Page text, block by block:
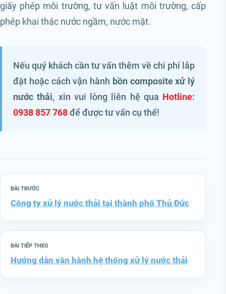
giấy phép môi trường, tư vấn luật môi trường, cấp
phép khai thác nước ngầm, nước mặt.
Nếu quý khách cần tư vấn thêm về chi phí lắp
đặt hoặc cách vận hành bồn composite xử lý
nước thải, xin vui lòng liên hệ qua Hotline:
0938 857 768để được tư vấn cụ thể!
BÀI TRƯỚC
Công ty xử lý nước thải tại thành phố Thủ Đức
BÀI TIẾP THEO
Hướng dẫn vận hành hệ thống xử lý nước thải